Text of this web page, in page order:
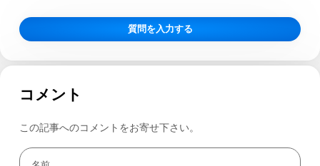
質問を入力する
コメント
この記事へのコメントをお寄せ下さい。